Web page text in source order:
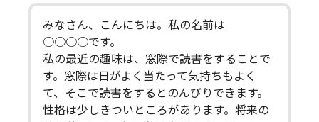
みなさん、こんにちは。私の名前は
○○○○です。
私の最近の趣味は、窓際で読書をすることで
す。窓際は日がよく当たって気持ちもよく
て、そこで読書をするとのんびりできます。
性格は少しきついところがあります。将来の